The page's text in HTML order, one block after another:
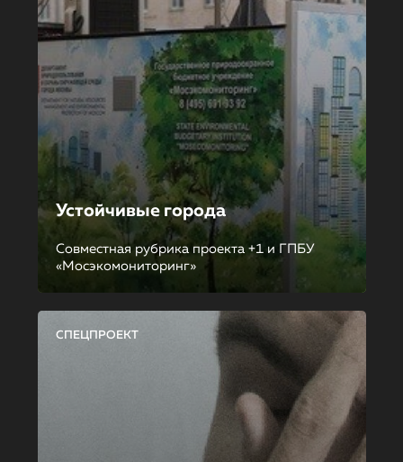
Устойчивые города
Совместная рубрика проекта +1 и ГПБУ
«Мосэкомониторинг»
СПЕЦПРОЕКТ